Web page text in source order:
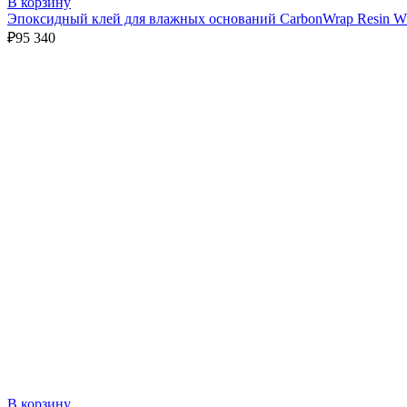
Эпоксидный клей для влажных оснований CarbonWrap Resin
₽95 340
В корзину